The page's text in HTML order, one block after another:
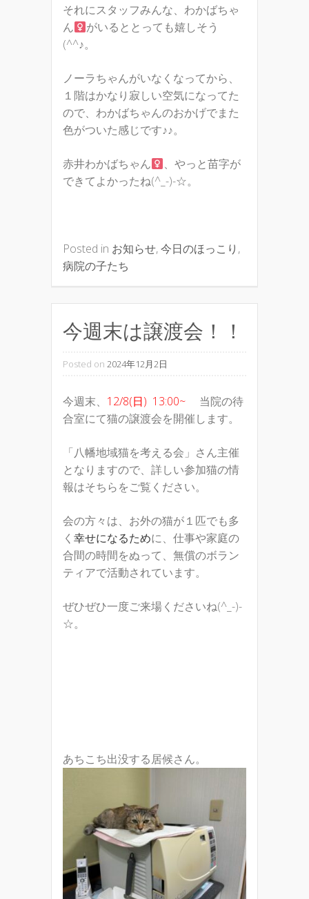
それにスタッフみんな、わかばちゃ
ん
がいるととっても嬉しそう
(^^♪。
ノーラちゃんがいなくなってから、
１階はかなり寂しい空気になってた
ので、わかばちゃんのおかげでまた
色がついた感じです♪♪。
赤井わかばちゃん
、やっと苗字が
できてよかったね(^_-)-☆。
Posted in お知らせ,今日のほっこり ,
病院の子たち
今週末は譲渡会！！
Posted on 2024年12月2日
今週末、 12/8(日) 13:00~ 当院の待
合室にて猫の譲渡会を開催します。
「八幡地域猫を考える会」さん主催
となりますので、詳しい参加猫の情
報はそちらをご覧ください。
会の方々は、お外の猫が１匹でも多
く 幸せになるために、仕事や家庭の
合間の時間をぬって、無償のボラン
ティアで活動されています。
ぜひぜひ一度ご来場くださいね(^_-)-
☆。
あちこち出没する居候さん。